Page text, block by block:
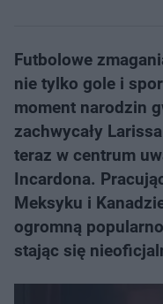
Futbolowe
nie tylko gole i
moment narodzin
zachwycały
teraz w centrum
Incardona.
Meksyku i
ogromną
stając się